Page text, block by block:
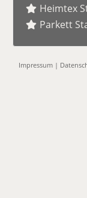
Heimtex
Parkett
Impressum |